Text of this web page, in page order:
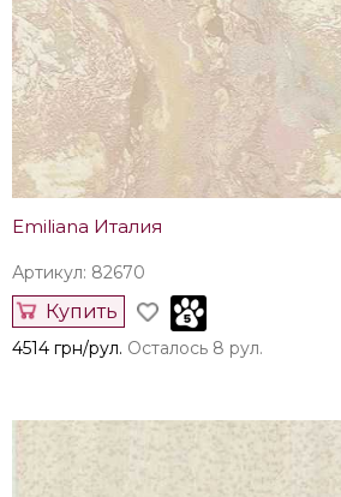
Emiliana Италия
Артикул: 82670
Купить
4514 грн/рул. Осталось 8 рул.